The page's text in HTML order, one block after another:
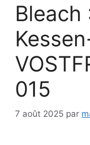
Bleach
015
7 août 2025 par